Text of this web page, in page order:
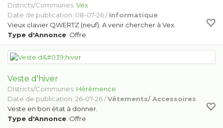
Districts/Communes: Vex
Date de publication: 08-07-26 /Informatique
Vieux clavier QWERTZ (neuf). A venir chercher à Vex.
Type d'Annonce: Offre
Veste d'hiver
Districts/Communes: Hérémence
Date de publication: 26-07-26 /Vêtements/ Accessoires
Veste en bon état à donner.
Type d'Annonce: Offre